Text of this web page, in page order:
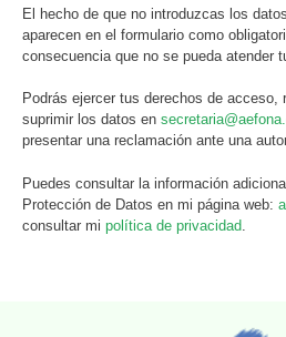
El hecho de que no introduzcas los
aparecen en el formulario como
consecuencia que no se pueda atender
Podrás ejercer tus derechos de
suprimir los datos en
presentar una reclamación ante una
Puedes consultar la información
Protección de Datos en mi página web:
consultar mi política de privacidad